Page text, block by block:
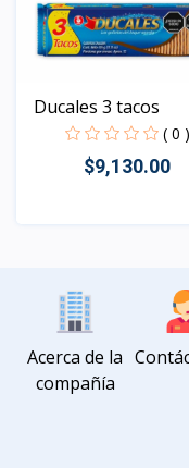
Ducales 3 tacos
( 0 )
$9,130.00
Acerca de la
compañía